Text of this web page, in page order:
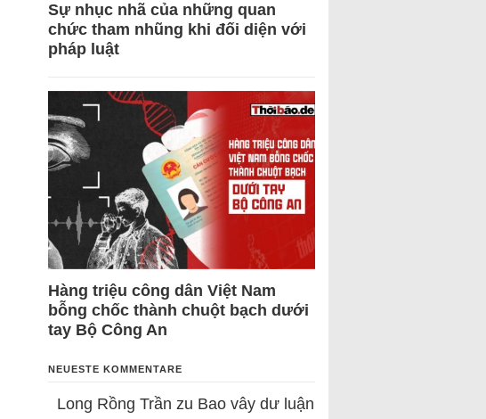
Sự nhục nhã của những quan
chức tham nhũng khi đối diện với
pháp luật
Hàng triệu công dân Việt Nam
bỗng chốc thành chuột bạch dưới
tay Bộ Công An
NEUESTE KOMMENTARE
Long Rồng Trần zu Bao vây dư luận